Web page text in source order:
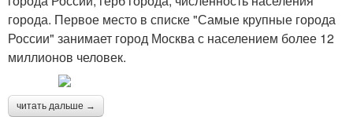
города. Первое место в списке "Самые крупные города
России" занимает город Москва с населением более 12
миллионов человек.
читать дальше →